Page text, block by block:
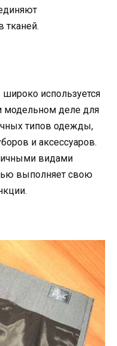
тканей.
широко используется
деле для
типов одежды,
и аксессуаров.
видами
выполняет свою